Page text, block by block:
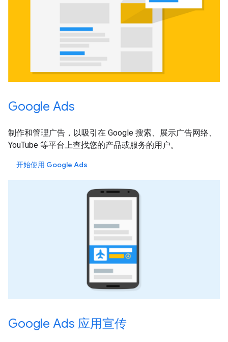
Google Ads
制作和管理广告，以吸引在 Google 搜索、展示广告网络、
YouTube 等平台上查找您的产品或服务的用户。
开始使用 Google Ads
Google Ads 应用宣传